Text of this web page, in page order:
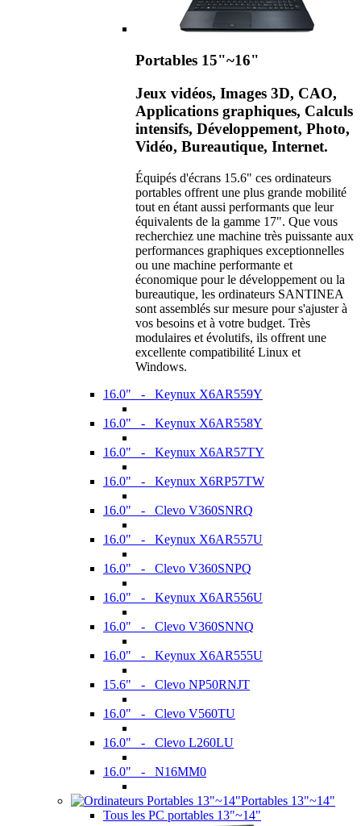
Portables 15"~16"
Jeux vidéos, Images 3D, CAO,
Applications graphiques, Calculs
intensifs, Développement, Photo,
Vidéo, Bureautique, Internet.
Équipés d'écrans 15.6" ces ordinateurs
portables offrent une plus grande mobilité
tout en étant aussi performants que leur
équivalents de la gamme 17". Que vous
recherchiez une machine très puissante aux
performances graphiques exceptionnelles
ou une machine performante et
économique pour le développement ou la
bureautique, les ordinateurs SANTINEA
sont assemblés sur mesure pour s'ajuster à
vos besoins et à votre budget. Très
modulaires et évolutifs, ils offrent une
excellente compatibilité Linux et
Windows.
16.0" - Keynux X6AR559Y
16.0" - Keynux X6AR558Y
16.0" - Keynux X6AR57TY
16.0" - Keynux X6RP57TW
16.0" - Clevo V360SNRQ
16.0" - Keynux X6AR557U
16.0" - Clevo V360SNPQ
16.0" - Keynux X6AR556U
16.0" - Clevo V360SNNQ
16.0" - Keynux X6AR555U
15.6" - Clevo NP50RNJT
16.0" - Clevo V560TU
16.0" - Clevo L260LU
16.0" - N16MM0
Portables 13"~14"
Tous les PC portables 13"~14"